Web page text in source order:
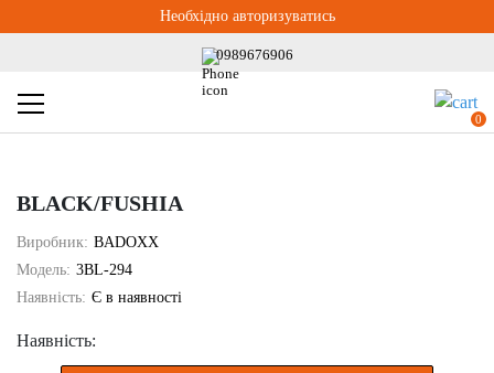
Необхідно авторизуватись
0989676906
0
BLACK/FUSHIA
Виробник: BADOXX
Модель: 3BL-294
Наявність: Є в наявності
Наявність: